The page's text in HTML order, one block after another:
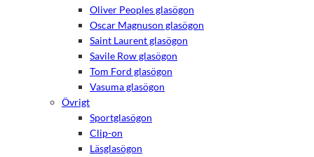
Oliver Peoples glasögon
Oscar Magnuson glasögon
Saint Laurent glasögon
Savile Row glasögon
Tom Ford glasögon
Vasuma glasögon
Övrigt
Sportglasögon
Clip-on
Läsglasögon